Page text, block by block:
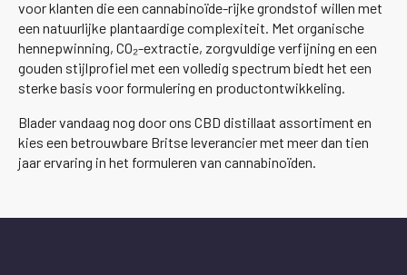
voor klanten die een cannabinoïde-rijke grondstof willen met
een natuurlijke plantaardige complexiteit. Met organische
hennepwinning, CO₂-extractie, zorgvuldige verfijning en een
gouden stijlprofiel met een volledig spectrum biedt het een
sterke basis voor formulering en productontwikkeling.
Blader vandaag nog door ons CBD distillaat assortiment en
kies een betrouwbare Britse leverancier met meer dan tien
jaar ervaring in het formuleren van cannabinoïden.